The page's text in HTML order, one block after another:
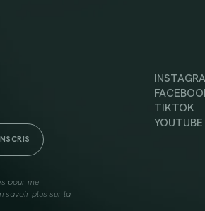
pour me
savoir plus sur la
TIKTOK
YOUTUBE